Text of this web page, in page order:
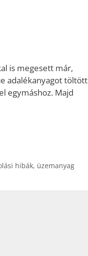
is megesett már,
adalékanyagot töltött
egymáshoz. Majd
hibák, üzemanyag